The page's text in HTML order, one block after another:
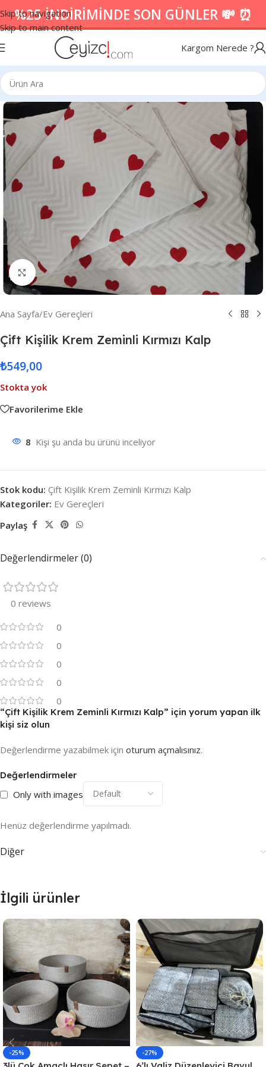
Skip to navigation
Skip to main content
%25 İNDİRİMİNDE SON GÜNLER 💸 ⏰
Kargom Nerede ?
Resmi Büyüt
Ana Sayfa/Ev Gereçleri
Çift Kişilik Krem Zeminli Kırmızı Kalp
₺549,00
Stokta yok
Favorilerime Ekle
8 Kişi şu anda bu ürünü inceliyor
Stok kodu: Çift Kişilik Krem Zeminli Kırmızı Kalp
Kategoriler: Ev Gereçleri
Paylaş
Değerlendirmeler (0)
0 reviews
0
0
0
0
0
Değerlendirmeler
Only with images
Henüz değerlendirme yapılmadı.
“Çift Kişilik Krem Zeminli Kırmızı Kalp” için yorum yapan ilk
kişi siz olun
Değerlendirme yazabilmek için oturum açmalısınız.
Diğer
İlgili ürünler
-25% -27%